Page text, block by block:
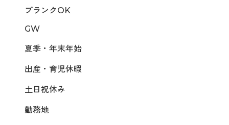
ブランクOK
GW
夏季・年末年始
出産・育児休暇
土日祝休み
勤務地